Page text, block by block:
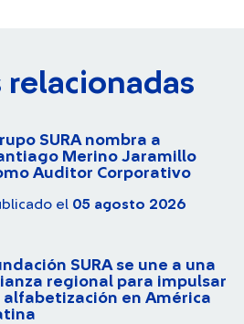
relacionadas
SURA nombra a
Merino Jaramillo
Auditor Corporativo
el 05 agosto 2026
SURA se une a una
regional para impulsar
alfabetización en América